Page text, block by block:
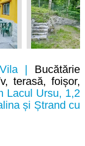
| Bucătărie
terasă, foișor,
Lacul Ursu, 1,2
și Ștrand cu